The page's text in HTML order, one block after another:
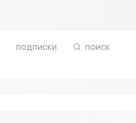
подписки поиск